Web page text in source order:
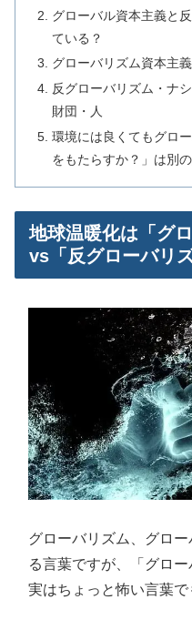
グローバル資本主義と
ている？
グローバリズム資本主
反グローバリズム・ナ
財団・人
環境には良くてもグロ
をもたらすか？」は別
地球温暖化は「グ
vs「反グローバリ
グローバリズム、グロ
る言葉ですが、「グロー
実はちょっと怖い言葉で